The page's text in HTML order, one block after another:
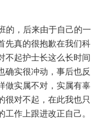
的，后来由于自己的一
先真的很抱歉在我们科
不起护士长这么长时间
确实很冲动，事后也反
做实属不对，实属有辜
很对不起，在此我也只
作上跟进改正自己。